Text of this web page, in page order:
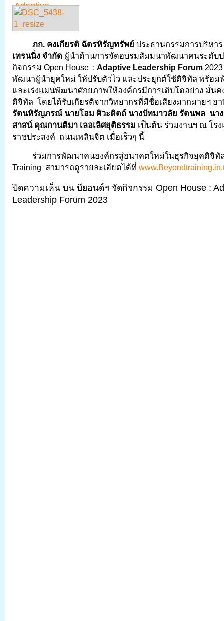
ภก. คงเกียรติ ฉัตรหิรัญทรัพย์ ประธานกรรมการบริหา
เทรนนิ่ง จำกัด ผู้นำด้านการจัดอบรมสัมมนาพัฒนาคนระดับป
กิจกรรม Open House : Adaptive Leadership Forum
พัฒนาผู้นำยุคใหม่ ให้ปรับตัวไว และประยุกต์ใช้ดิจิทัล พร้อม
และเร่งแผนพัฒนาศักยภาพให้องค์กรมีการเติบโตอย่าง มั่นค
ดิจิทัล โดยได้รับเกียรติจากวิทยากรที่มีชื่อเสียงมากมายฯ อ
รัตนหิรัญภรณ์ นายโอม ศิวะดิตถ์ นางปัทมาวลัย รัตนพล นา
สาสน์ คุณกานติมา เลอเลิศยุติธรรม เป็นต้น ร่วมงานฯ ณ โรง
ราชประสงค์ ถนนเพลินจิต เมื่อเร็วๆ นี้
ร่วมการพัฒนาคนองค์กรสู่อนาคตใหม่ในธุรกิจยุคดิจิทั
Training สามารถดูรายละเอียดได้ที่
ปิดความเห็น บน บียอนด์ฯ จัดกิจกรรม Open House :
Leadership Forum 2023